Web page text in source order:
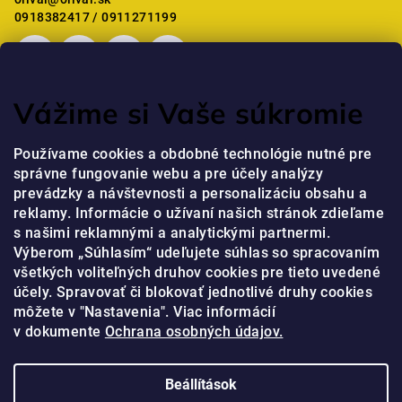
Vážime si Vaše súkromie
Používame cookies a obdobné technológie nutné pre
správne fungovanie webu a pre účely analýzy
prevádzky a návštevnosti a personalizáciu obsahu a
reklamy. Informácie o užívaní našich stránok zdieľame
s našimi reklamnými a analytickými partnermi.
Výberom „Súhlasím“ udeľujete súhlas so spracovaním
všetkých voliteľných druhov cookies pre tieto uvedené
účely. Spravovať či blokovať jednotlivé druhy cookies
môžete v "Nastavenia". Viac informácií
v dokumente Ochrana osobných údajov.
Beállítások
0918382417 / 0911271199
A termék értékelése 5-ből 5 csillag.
| jaja
Online fizetési lehetőséget biztosítunk